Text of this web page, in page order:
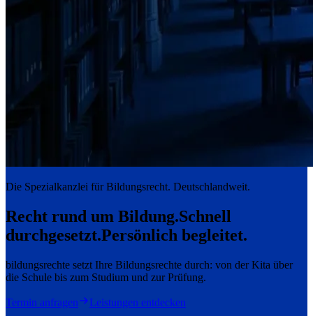
Die Spezialkanzlei für Bildungsrecht. Deutschlandweit.
Recht rund um Bildung.Schnell
durchgesetzt.Persönlich begleitet.
bildungsrechte setzt Ihre Bildungsrechte durch: von der Kita über
die Schule bis zum Studium und zur Prüfung.
Termin anfragen
Leistungen entdecken